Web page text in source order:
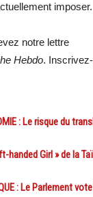
imposer.
notre lettre
Hebdo.
: Le risque du
handed Girl » de la
: Le Parlement